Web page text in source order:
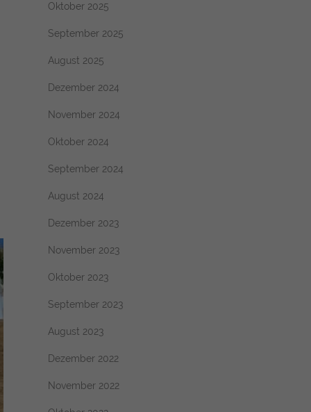
Oktober 2025
September 2025
August 2025
Dezember 2024
November 2024
Oktober 2024
September 2024
August 2024
Dezember 2023
November 2023
Oktober 2023
September 2023
August 2023
Dezember 2022
November 2022